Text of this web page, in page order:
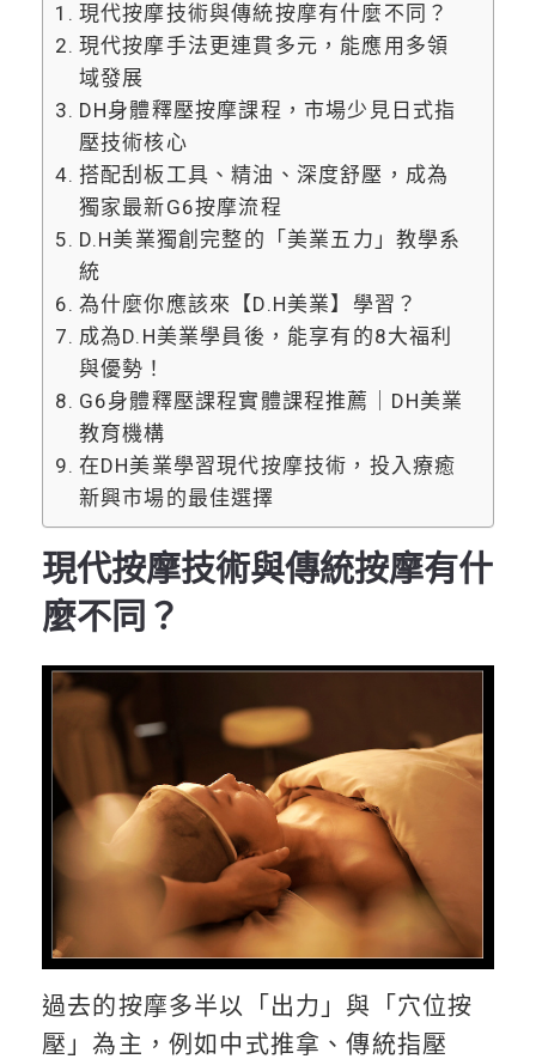
現代按摩技術與傳統按摩有什麼不同？
現代按摩手法更連貫多元，能應用多領
域發展
DH身體釋壓按摩課程，市場少見日式指
壓技術核心
搭配刮板工具、精油、深度舒壓，成為
獨家最新G6按摩流程
D.H美業獨創完整的「美業五力」教學系
統
為什麼你應該來【D.H美業】學習？
成為D.H美業學員後，能享有的8大福利
與優勢！
G6身體釋壓課程實體課程推薦｜DH美業
教育機構
在DH美業學習現代按摩技術，投入療癒
新興市場的最佳選擇
現代按摩技術與傳統按摩有什
麼不同？
過去的按摩多半以「出力」與「穴位按
壓」為主，例如中式推拿、傳統指壓